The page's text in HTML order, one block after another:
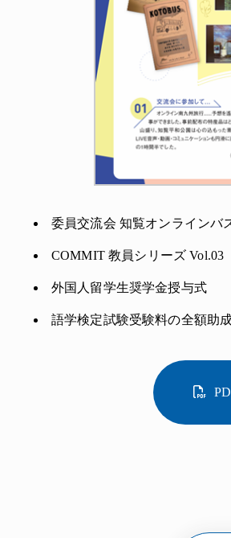
委員交流会 知覧オンラインバ
COMMIT 教員シリーズ Vol.03
外国人留学生奨学金授与式
語学検定試験受験料の全額助